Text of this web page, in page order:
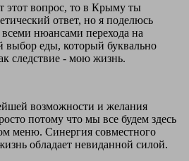
этот вопрос, то в Крыму ты
ответ, но я поделюсь
нюансами перехода на
выбор еды, который буквально
следствие - мою жизнь.
возможности и желания
потому что мы все будем здесь
меню. Синергия совместного
обладает невиданной силой.